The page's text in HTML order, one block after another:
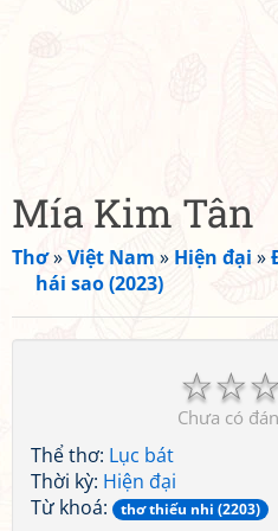
Mía Kim Tân
Thơ»Việt Nam » Hiện đại »
hái sao (2023)
☆
☆
☆
Chưa có
Thể thơ: Lục bát
Thời kỳ: Hiện đại
Từ khoá:
thơ thiếu nhi (2203)